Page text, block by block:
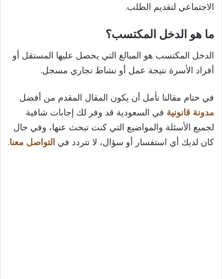
الاجتماعي لتقديم الطلب.
ما هو الدخل المكتسب؟
الدخل المكتسب هو المبالغ التي يحصل عليها المستقل أو
أفراد الأسرة نتيجة عمل أو نشاط تجاري مسجل.
في ختام مقالنا نأمل أن يكون المقال المقدم من أفضل
مدونة قانونية في السعودية قد وفر لك إجابات شافية
لجميع الأسئلة والمواضيع التي كنت تبحث عنها، وفي حال
كان لديك أي استفسار أو سؤال، لا تتردد في التواصل معنا.